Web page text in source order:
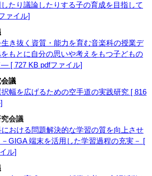
たり議論したりする子の育成を目指して
ァイル]
き抜く資質・能力を育む音楽科の授業デ
とに自分の思いや考えをもつ子どもの
[ 727 KB pdfファイル]
議
幅を広げるための空手道の実践研究 [ 816
会議
おける問題解決的な学習の質を向上させ
GIGA 端末を活用した学習過程の充実－ [
ル]